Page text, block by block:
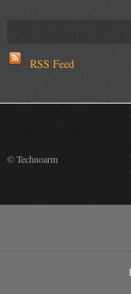
RSS Feed
© Technoarm